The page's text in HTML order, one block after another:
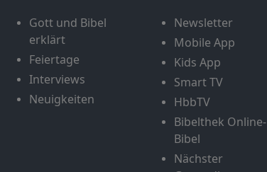
Gott und Bibel
erklärt
Feiertage
Interviews
Neuigkeiten
Newsletter
Mobile App
Kids App
Smart TV
HbbTV
Bibelthek Online-
Bibel
Nächster